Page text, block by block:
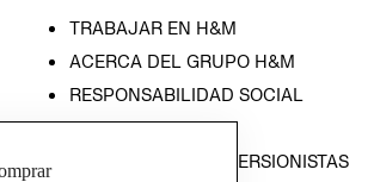
TRABAJAR EN H&M
ACERCA DEL GRUPO H&M
RESPONSABILIDAD SOCIAL
PRENSA
RELACIÓN CON INVERSIONISTAS